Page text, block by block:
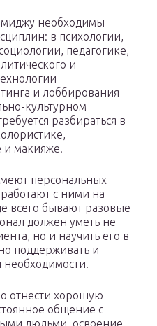
необходимы
в психологии,
педагогике,
и
и лоббирования
культурном
разбираться в
и макияже.
персональных
с ними на
всего бывают разовые
должен уметь не
но и научить его в
поддерживать и
отнести хорошую
общение с
людьми, освоение